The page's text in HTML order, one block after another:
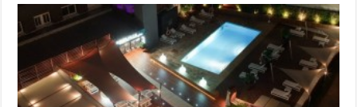
5
plus
beaux
hôtels
de
luxe
à
Madrid